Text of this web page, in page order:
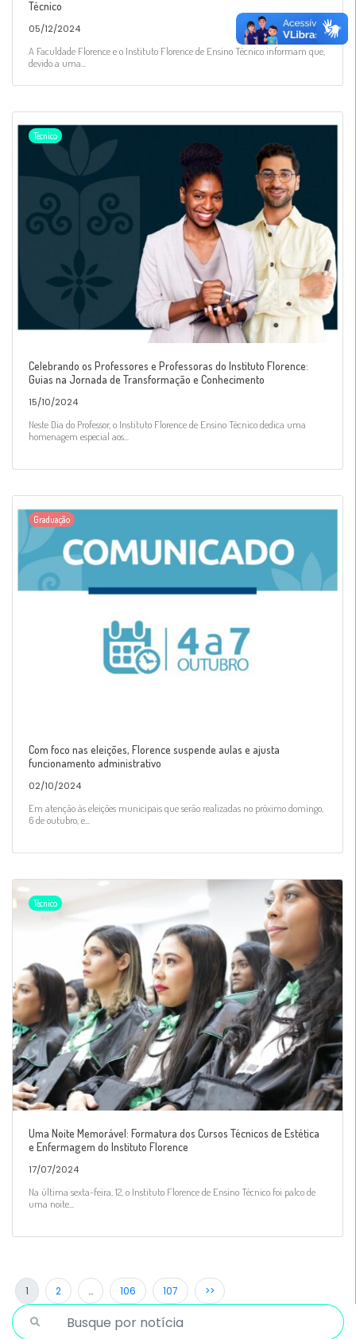
Técnico
05/12/2024
A Faculdade Florence e o Instituto Florence de Ensino Técnico informam que,
devido a uma...
Técnico
Celebrando os Professores e Professoras do Instituto Florence:
Guias na Jornada de Transformação e Conhecimento
15/10/2024
Neste Dia do Professor, o Instituto Florence de Ensino Técnico dedica uma
homenagem especial aos...
Graduação
Com foco nas eleições, Florence suspende aulas e ajusta
funcionamento administrativo
02/10/2024
Em atenção às eleições municipais que serão realizadas no próximo domingo,
6 de outubro, e...
Técnico
Uma Noite Memorável: Formatura dos Cursos Técnicos de Estética
e Enfermagem do Instituto Florence
17/07/2024
Na última sexta-feira, 12, o Instituto Florence de Ensino Técnico foi palco de
uma noite...
1 2 … 106 107 >>